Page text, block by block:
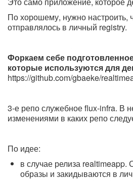
По хорошему, нужно настроить,
отправлялось в личный registry.
Форкаем себе
которые используются для
https://github.com/gbaeke/
3-е репо служебное flux-infra. В
изменениями в каких репо
По идее:
в случае релиза
образы и закидываются в